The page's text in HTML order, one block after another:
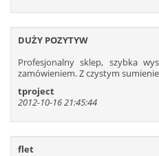
DUŻY POZYTYW
Profesjonalny sklep, szybka
zamówieniem. Z czystym
tproject
2012-10-16 21:45:44
flet